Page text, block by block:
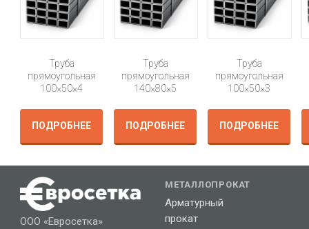
Труба
прямоугольная
100×50×4
ПОДРОБНЕЕ
Труба
прямоугольная
140×80×5
ПОДРОБНЕЕ
Труба
прямоугольная
100×50×3
ПОДРОБНЕЕ
ООО «Евросетка»
МЕТАЛЛОПРОКАТ
Арматурный
прокат